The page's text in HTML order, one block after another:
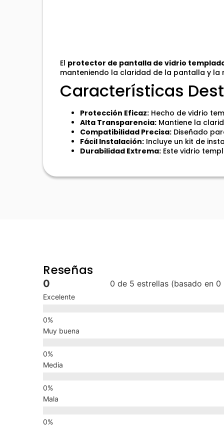
El protector de pantalla de vidrio templado
manteniendo la claridad de la pantalla y la
Características
Protección Eficaz: Hecho de vidrio
Alta Transparencia: Mantiene la
Compatibilidad Precisa: Diseñado
Fácil Instalación: Incluye un kit de
Durabilidad Extrema: Este vidrio
Reseñas
0 0 de 5 estrellas (basado en 0
Excelente
Muy buena
Media
Mala